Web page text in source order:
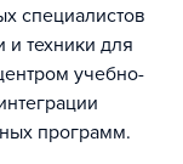
специалистов
техники для
учебно-
программ.